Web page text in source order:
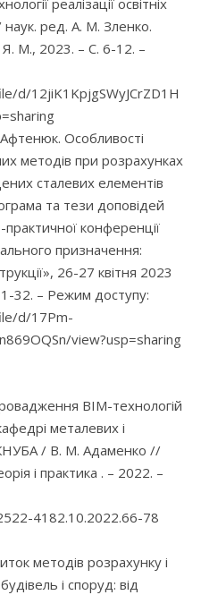
реалізації освітніх
наук. ред. А. М. Зленко.
М., 2023. – С. 6-12. –
d/12jiK1KpjgSWyJCrZD1H
Особливості
методів при розрахунках
сталевих елементів
та тези доповідей
конференції
призначення:
26-27 квітня 2023
32. – Режим доступу:
d/17Pm-
view?usp=sharing
BIM-технологій
металевих і
/ В. М. Адаменко //
і практика . – 2022. –
4182.10.2022.66-78
методів розрахунку і
і споруд: від